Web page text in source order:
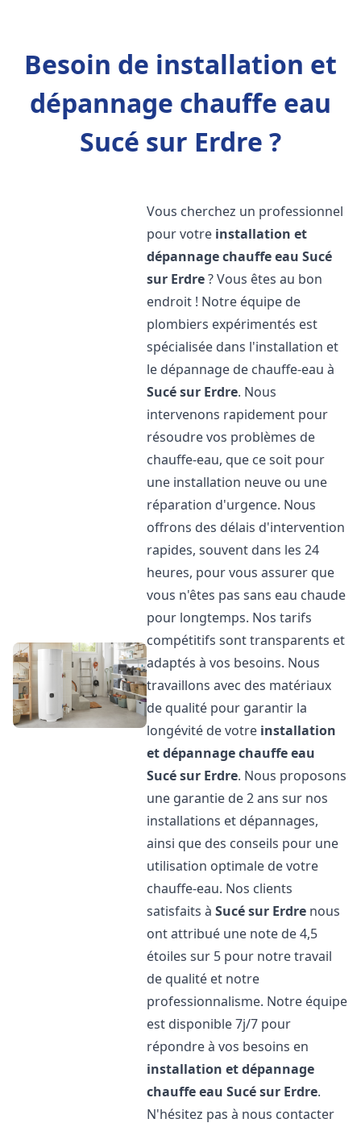
Besoin de installation et
dépannage chauffe eau
Sucé sur Erdre ?
Vous cherchez un professionnel
pour votre installation et
dépannage chauffe eau Sucé
sur Erdre? Vous êtes au bon
endroit ! Notre équipe de
plombiers expérimentés est
spécialisée dans l'installation et
le dépannage de chauffe-eau à
Sucé sur Erdre. Nous
intervenons rapidement pour
résoudre vos problèmes de
chauffe-eau, que ce soit pour
une installation neuve ou une
réparation d'urgence. Nous
offrons des délais d'intervention
rapides, souvent dans les 24
heures, pour vous assurer que
vous n'êtes pas sans eau chaude
pour longtemps. Nos tarifs
compétitifs sont transparents et
adaptés à vos besoins. Nous
travaillons avec des matériaux
de qualité pour garantir la
longévité de votre installation
et dépannage chauffe eau
Sucé sur Erdre. Nous proposons
une garantie de 2 ans sur nos
installations et dépannages,
ainsi que des conseils pour une
utilisation optimale de votre
chauffe-eau. Nos clients
satisfaits àSucé sur Erdre nous
ont attribué une note de 4,5
étoiles sur 5 pour notre travail
de qualité et notre
professionnalisme. Notre équipe
est disponible 7j/7 pour
répondre à vos besoins en
installation et dépannage
chauffe eau Sucé sur Erdre.
N'hésitez pas à nous contacter